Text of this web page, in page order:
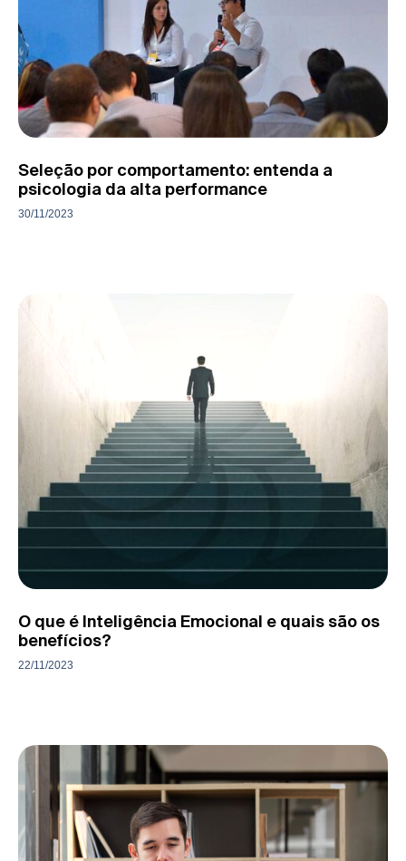
Seleção por comportamento: entenda a
psicologia da alta performance
30/11/2023
O que é Inteligência Emocional e quais são os
benefícios?
22/11/2023